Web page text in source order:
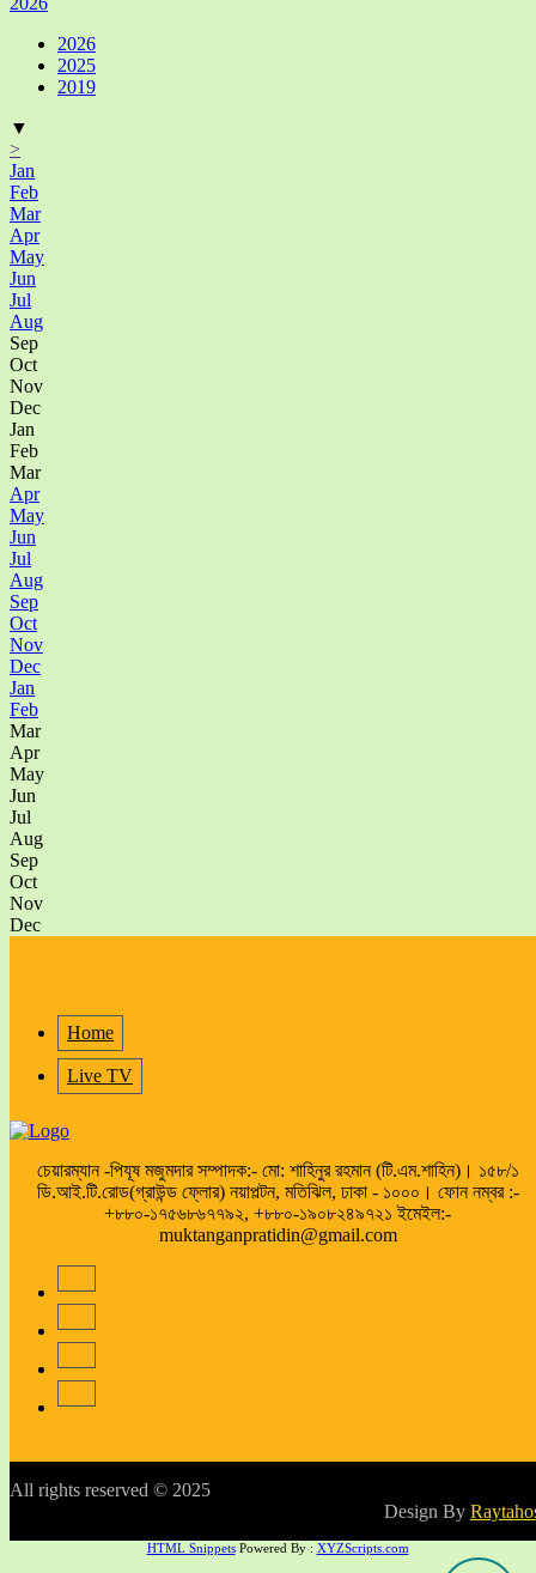
2026
2025
2019
▼
>
Jan
Feb
Mar
Apr
May
Jun
Jul
Aug
Sep
Oct
Nov
Dec
Jan
Feb
Mar
Apr
May
Jun
Jul
Aug
Sep
Oct
Nov
Dec
Jan
Feb
Mar
Apr
May
Jun
Jul
Aug
Sep
Oct
Nov
Dec
Home
Live TV
চেয়ারম্যান -পিযূষ মজুমদার সম্পাদক:- মো: শাহিনুর রহমান (টি.এম.শাহিন)। ১৫৮/১
ডি.আই.টি.রোড(গ্রাউন্ড ফ্লোর) নয়াপল্টন, মতিঝিল, ঢাকা - ১০০০। ফোন নম্বর :-
+৮৮০-১৭৫৬৮৬৭৭৯২, +৮৮০-১৯০৮২৪৯৭২১ ইমেইল:-
muktanganpratidin@gmail.com
All rights reserved © 2025
Design By
HTML SnippetsPowered By : XYZScripts.com